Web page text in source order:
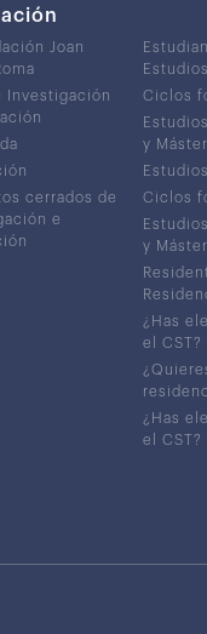
Joan
Investigación
cerrados de
e
Ciclos
y Máster
Ciclos
y Máster
¿Has
el CST?
¿Has
el CST?